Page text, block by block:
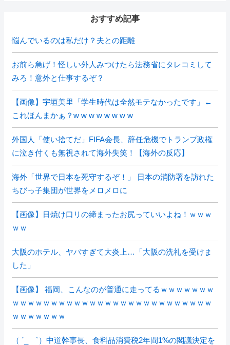
おすすめ記事
悩んでいるのは私だけ？夫との距離
お前ら急げ！怪しい外人みつけたら法務省にタレコミして
みろ！意外と仕事するぞ？
【画像】宇垣美里「学生時代は全然モテなかったです」←
これほんまかぁ？w w w w w w w w
外国人「使い捨てだ」FIFA会長、辞任危機でトランプ政権
に泣き付くも無視されて海外失笑！【海外の反応】
海外「世界で日本を死守するぞ！」 日本の消防署を訪れた
ちびっ子集団が世界をメロメロに
【画像】日焼け口リの締まったお尻っていいよね！ｗｗｗ
ｗｗ
大阪のホテル、ヤバすぎて大炎上…「大阪の洗礼を受けま
した」
【画像】 福岡、こんなのが普通に走ってるｗｗｗｗｗｗｗ
ｗｗｗｗｗｗｗｗｗｗｗｗｗｗｗｗｗｗｗｗｗｗｗｗｗｗ
ｗｗｗｗｗｗｗ
（ ´_ゝ`）中道幹事長、食料品消費税2年間1%の閣議決定を